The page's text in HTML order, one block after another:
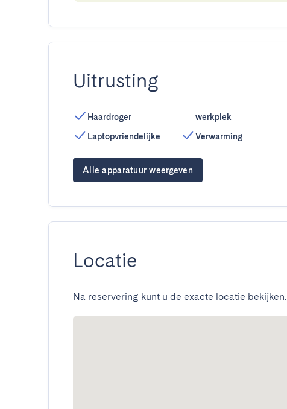
Uitrusting
Haardroger
Laptopvriendelijke
werkplek
Verwarming
Alle apparatuur weergeven
Locatie
Na reservering kunt u de exacte locatie bekijken.